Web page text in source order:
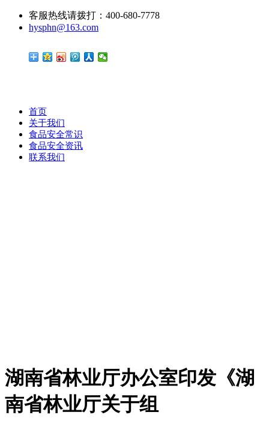
客服热线请拨打：400-680-7778
hysphn@163.com
首页
关于我们
食品安全常识
食品安全资讯
联系我们
湖南省林业厅办公室印发《湖
南省林业厅关于组